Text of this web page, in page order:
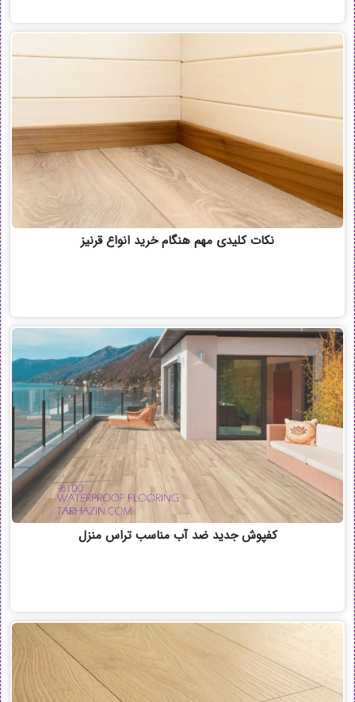
نکات کلیدی مهم هنگام خرید انواع قرنیز
کفپوش جدید ضد آب مناسب تراس منزل